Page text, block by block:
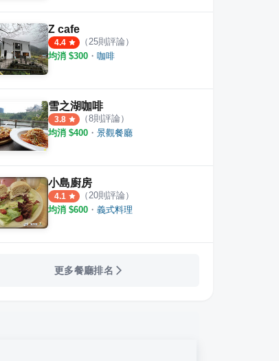
4.4
Z cafe
4.4 （25則評論）
均消 $300 ・ 咖啡
雪之湖咖啡
3.8 （8則評論）
均消 $400 ・ 景觀餐廳
小島廚房
4.1 （20則評論）
均消 $600 ・ 義式料理
更多餐廳排名